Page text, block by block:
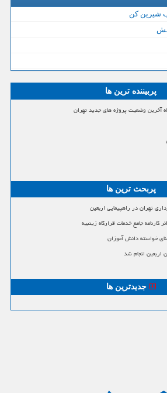
شیرین کن
پربیننده ترین ها
آخرین وضعیت پروژه های جدید تهران
پربحث ترین ها
تهران در راهپیمایی اربعین
خواسته دانش آموزان
اربعین انجام شد
جدیدترین ها